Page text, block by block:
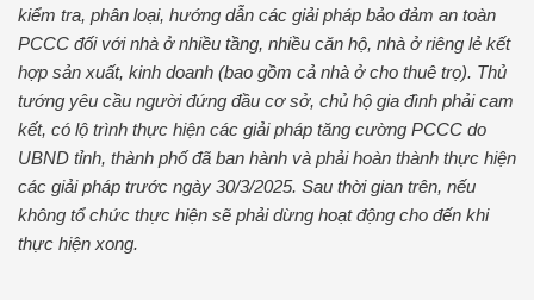
kiểm tra, phân loại, hướng dẫn các giải pháp bảo đảm an toàn
PCCC đối với nhà ở nhiều tầng, nhiều căn hộ, nhà ở riêng lẻ kết
hợp sản xuất, kinh doanh (bao gồm cả nhà ở cho thuê trọ). Thủ
tướng yêu cầu người đứng đầu cơ sở, chủ hộ gia đình phải cam
kết, có lộ trình thực hiện các giải pháp tăng cường PCCC do
UBND tỉnh, thành phố đã ban hành và phải hoàn thành thực hiện
các giải pháp trước ngày 30/3/2025. Sau thời gian trên, nếu
không tổ chức thực hiện sẽ phải dừng hoạt động cho đến khi
thực hiện xong.